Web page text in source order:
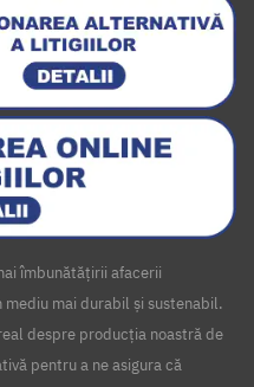
îmbunătățirii afacerii
mai durabil și sustenabil.
despre producția noastră de
pentru a ne asigura că